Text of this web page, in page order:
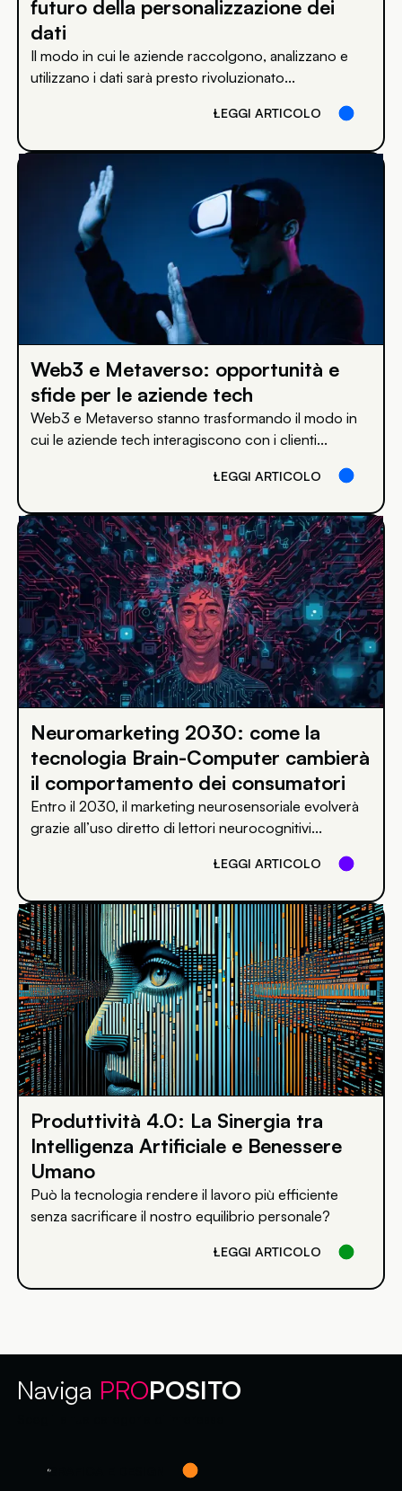
futuro della personalizzazione dei
dati
Il modo in cui le aziende raccolgono, analizzano e
utilizzano i dati sarà presto rivoluzionato...
LEGGI ARTICOLO
Web3 e Metaverso: opportunità e
sfide per le aziende tech
Web3 e Metaverso stanno trasformando il modo in
cui le aziende tech interagiscono con i clienti...
LEGGI ARTICOLO
Neuromarketing 2030: come la
tecnologia Brain-Computer cambierà
il comportamento dei consumatori
Entro il 2030, il marketing neurosensoriale evolverà
grazie all’uso diretto di lettori neurocognitivi...
LEGGI ARTICOLO
Produttività 4.0: La Sinergia tra
Intelligenza Artificiale e Benessere
Umano
Può la tecnologia rendere il lavoro più efficiente
senza sacrificare il nostro equilibrio personale?
LEGGI ARTICOLO
Naviga PROPOSITO
GRAFICA E DESIGN